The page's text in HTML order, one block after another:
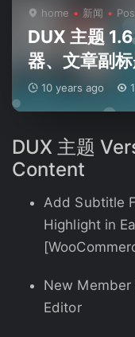
home 新闻
DUX 主题
器、文章副
10 years ago
DUX 主题
Content
Add Subtitle
Highlight in
New
Editor